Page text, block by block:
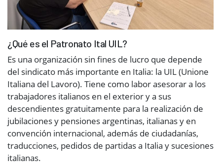
¿Qué es el Patronato Ital UIL?
Es una organización sin fines de lucro que depende
del sindicato más importante en Italia: la UIL (Unione
Italiana del Lavoro). Tiene como labor asesorar a los
trabajadores italianos en el exterior y a sus
descendientes gratuitamente para la realización de
jubilaciones y pensiones argentinas, italianas y en
convención internacional, además de ciudadanías,
traducciones, pedidos de partidas a Italia y sucesiones
italianas.